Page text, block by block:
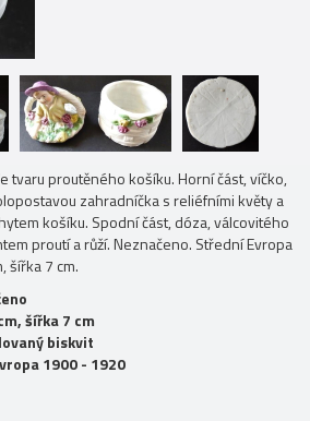
tvaru proutěného košíku. Horní část, víčko,
zahradníčka s reliéfními květy a
košíku. Spodní část, dóza, válcovitého
proutí a růží. Neznačeno. Střední Evropa
šířka 7 cm.
šířka 7 cm
biskvit
1900 - 1920